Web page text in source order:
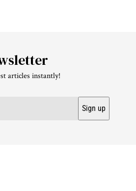
articles instantly!